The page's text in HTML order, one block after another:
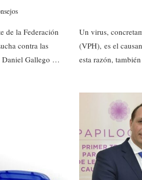
de la Federación
contra las
Daniel Gallego …
Un virus,
(VPH), es el
esta razón,